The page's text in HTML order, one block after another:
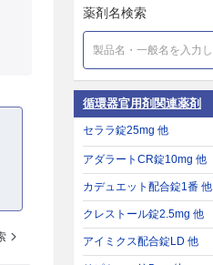
薬剤名検索
循環器官用剤関連薬剤
セララ錠25mg 他
アダラートCR錠10mg 他
カデュエット配合錠1番 他
クレストール錠2.5mg 他
アイミクス配合錠LD 他